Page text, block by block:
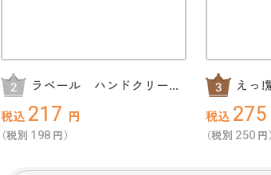
ラベール ハンドクリーム
ギフト
税込 217 円
（税別 198 円）
えっ!
ん2食
税込 275
（税別 250